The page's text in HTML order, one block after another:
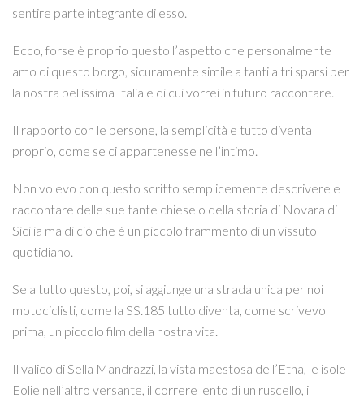
sentire parte integrante di esso.
Ecco, forse è proprio questo l’aspetto che personalmente
amo di questo borgo, sicuramente simile a tanti altri sparsi per
la nostra bellissima Italia e di cui vorrei in futuro raccontare.
Il rapporto con le persone, la semplicità e tutto diventa
proprio, come se ci appartenesse nell’intimo.
Non volevo con questo scritto semplicemente descrivere e
raccontare delle sue tante chiese o della storia di Novara di
Sicilia ma di ciò che è un piccolo frammento di un vissuto
quotidiano.
Se a tutto questo, poi, si aggiunge una strada unica per noi
motociclisti, come la SS.185 tutto diventa, come scrivevo
prima, un piccolo film della nostra vita.
Il valico di Sella Mandrazzi, la vista maestosa dell’Etna, le isole
Eolie nell’altro versante, il correre lento di un ruscello, il